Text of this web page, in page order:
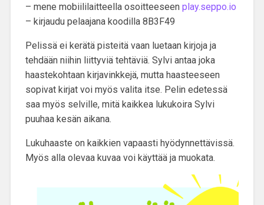
– mene mobiililaitteella osoitteeseen play.seppo.io
– kirjaudu pelaajana koodilla 8B3F49
Pelissä ei kerätä pisteitä vaan luetaan kirjoja ja
tehdään niihin liittyviä tehtäviä. Sylvi antaa joka
haastekohtaan kirjavinkkejä, mutta haasteeseen
sopivat kirjat voi myös valita itse. Pelin edetessä
saa myös selville, mitä kaikkea lukukoira Sylvi
puuhaa kesän aikana.
Lukuhaaste on kaikkien vapaasti hyödynnettävissä.
Myös alla olevaa kuvaa voi käyttää ja muokata.